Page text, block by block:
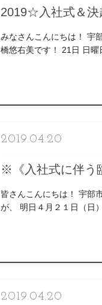
2019☆入社式＆決
みなさんこんにちは！ 宇
橋悠右美です！ 21日 日曜
※《入社式に伴う
2019.04.20
皆さんこんにちは！ 宇部
が、 明日４月２１日（日
2019.04.20